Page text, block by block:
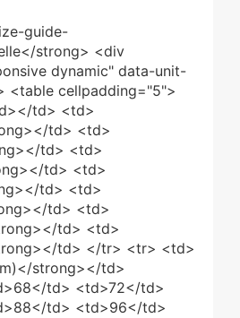
guide-
strong> <div
dynamic" data-unit-
<table cellpadding="5">
td> <td>
td> <td>
td> <td>
td> <td>
td> <td>
td> <td>
td> <td>
td> </tr> <tr> <td>
strong></td>
td> <td>72</td>
td> <td>96</td>